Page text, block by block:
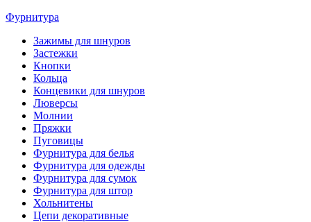
Фурнитура
Зажимы для шнуров
Застежки
Кнопки
Кольца
Концевики для шнуров
Люверсы
Молнии
Пряжки
Пуговицы
Фурнитура для белья
Фурнитура для одежды
Фурнитура для сумок
Фурнитура для штор
Хольнитены
Цепи декоративные